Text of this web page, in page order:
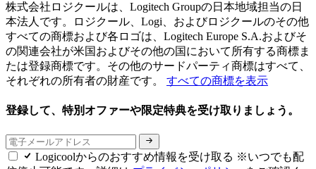
株式会社ロジクールは、Logitech Groupの日本地域担当の日
本法人です。ロジクール、Logi、およびロジクールのその他
すべての商標および各ロゴは、Logitech Europe S.A.およびそ
の関連会社が米国およびその他の国において所有する商標ま
たは登録商標です。その他のサードパーティ商標はすべて、
それぞれの所有者の財産です。 すべての商標を表示
登録して、特別オファーや限定特典を受け取りましょう。
Logicoolからのおすすめ情報を受け取る ※いつでも配